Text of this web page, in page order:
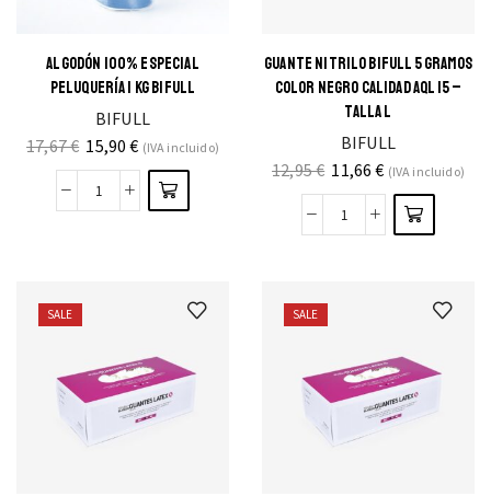
ALGODÓN 100% ESPECIAL
PELUQUERÍA 1 KG BIFULL
BIFULL
17,67€ 15,90€ (IVA incluido)
GUANTE NITRILO BIFULL 5 GRAMOS
COLOR NEGRO CALIDAD AQL 15 –
TALLA L
BIFULL
12,95€ 11,66€ (IVA incluido)
SALE SALE